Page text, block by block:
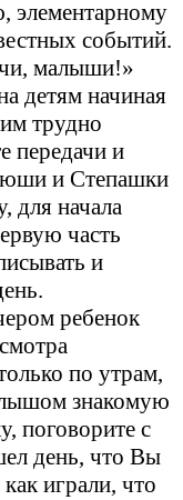
элементарному
событий.
малыши!»
детям начиная
им трудно
передачи и
и Степашки
для начала
часть
и
ребенок
по утрам,
знакомую
поговорите с
день, что Вы
играли, что